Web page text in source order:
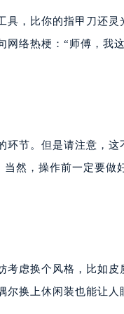
字楼9层902室（需提
2905室（需提前预约）
（品牌授权店）1层整
室（需提前预约）
写字楼29层03室（需
字楼9层907室（需提
1603室（需提前预约
楼C座22层08室（需
，比你的指甲刀还
络热梗：“师傅，我
节。但是请注意，
然，操作前一定要
虑换个风格，比如
换上休闲装也能让人